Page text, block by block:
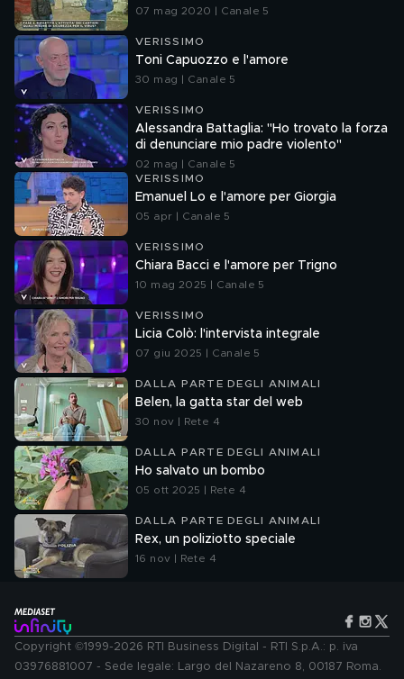
07 mag 2020 | Canale 5
VERISSIMO
Toni Capuozzo e l'amore
30 mag | Canale 5
VERISSIMO
Alessandra Battaglia: "Ho trovato la forza
di denunciare mio padre violento"
02 mag | Canale 5
VERISSIMO
Emanuel Lo e l'amore per Giorgia
05 apr | Canale 5
VERISSIMO
Chiara Bacci e l'amore per Trigno
10 mag 2025 | Canale 5
VERISSIMO
Licia Colò: l'intervista integrale
07 giu 2025 | Canale 5
DALLA PARTE DEGLI ANIMALI
Belen, la gatta star del web
30 nov | Rete 4
DALLA PARTE DEGLI ANIMALI
Ho salvato un bombo
05 ott 2025 | Rete 4
DALLA PARTE DEGLI ANIMALI
Rex, un poliziotto speciale
16 nov | Rete 4
Copyright ©1999-2026 RTI Business Digital - RTI S.p.A.: p. iva
03976881007 - Sede legale: Largo del Nazareno 8, 00187 Roma.